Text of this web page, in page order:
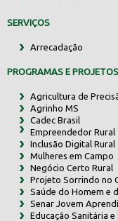
SERVIÇOS
Arrecadação
PROGRAMAS E
Agricultura de
Agrinho MS
Cadec Brasil
Empreendedor Rural
Inclusão Digital Rural
Mulheres em Campo
Negócio Certo Rural
Projeto Sorrindo no
Saúde do Homem e
Senar Jovem
Educação Sanitária e